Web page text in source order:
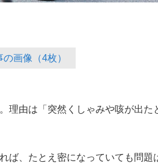
画像（4枚）
由は「突然くしゃみや咳が出た
、たとえ密になっていても問題